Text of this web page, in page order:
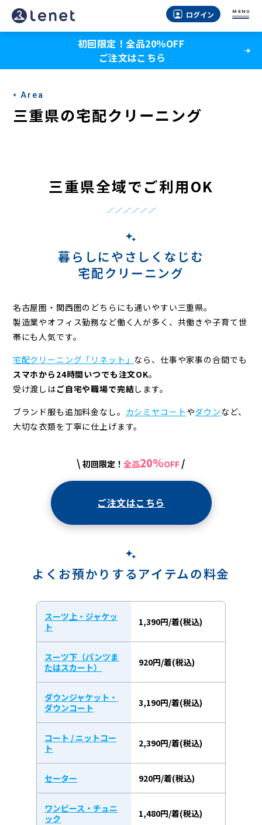
ログイン MENU
初回限定！全品20％OFF
ご注文はこちら
Area
三重県の宅配クリーニング
三重県全域でご利用OK
暮らしにやさしくなじむ
宅配クリーニング
名古屋圏・関西圏のどちらにも通いやすい三重県。
製造業やオフィス勤務など働く人が多く、共働きや子育て世
帯にも人気です。
宅配クリーニング「リネット」 なら、仕事や家事の合間でも
スマホから24時間いつでも注文OK。
受け渡しはご自宅や職場で完結します。
ブランド服も追加料金なし。 カシミヤコート やダウンなど、
大切な衣類を丁寧に仕上げます。
\ 初回限定！ 全品20%OFF /
ご注文はこちら
よくお預かりするアイテムの料金
スーツ上・ジャケッ
ト
1,390円/着(税込)
スーツ下（パンツま
たはスカート）
920円/着(税込)
ダウンジャケット・
ダウンコート
3,190円/着(税込)
コート / ニットコー
ト
2,390円/着(税込)
セーター 920円/着(税込)
ワンピース・チュニ
ック
1,480円/着(税込)